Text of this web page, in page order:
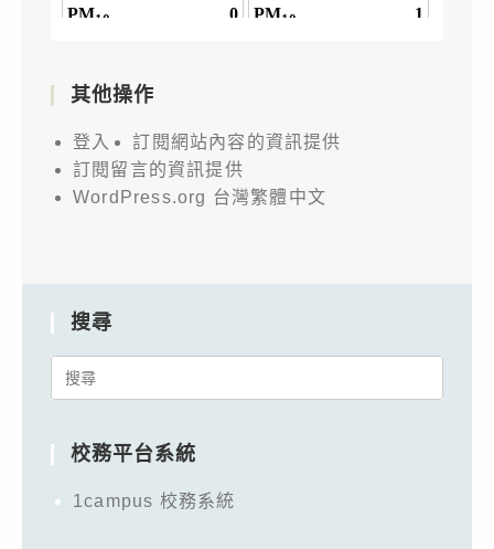
勵
所
屬
師
名
請
照。
其他操作
登入
訂閱網站內容的資訊提供
訂閱留言的資訊提供
WordPress.org 台灣繁體中文
搜尋
Search
校務平台系統
1campus 校務系統